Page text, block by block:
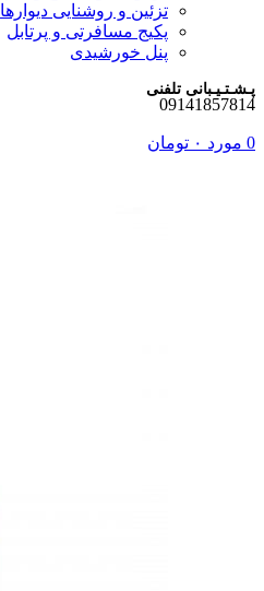
تزئین و روشنایی دیوارها
پکیج مسافرتی و پرتابل
پنل خورشیدی
پـشـتـیـبانی تلفنی
09141857814
0 مورد ۰ تومان